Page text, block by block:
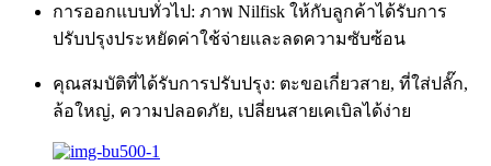
การออกแบบทั่วไป: ภาพ Nilfisk ให้กับลูกค้าได้รับการ
ปรับปรุงประหยัดค่าใช้จ่ายและลดความซับซ้อน
คุณสมบัติที่ได้รับการปรับปรุง: ตะขอเกี่ยวสาย, ที่ใส่ปลั๊ก,
ล้อใหญ่, ความปลอดภัย, เปลี่ยนสายเคเบิลได้ง่าย